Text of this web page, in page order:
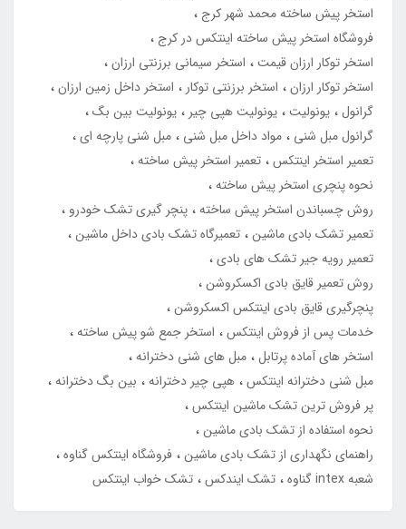
استخر پیش ساخته محمد شهر کرج
فروشگاه استخر پیش ساخته اینتکس در کرج
استخر توکار ارزان قیمت
استخر سیمانی برزنتی ارزان
استخر توکار ارزان
استخر برزنتی توکار
استخر داخل زمین ارزان
گرانول یونولیت یونولیت هپی چیر
یونولیت بین بگ
گرانول مبل شنی
مواد داخل مبل شنی
مبل شنی پارچه ای
تعمیر استخر اینتکس تعمیر استخر پیش ساخته
نحوه پنچری استخر پیش ساخته
روش چسباندن استخر پیش ساخته پنچر گیری تشک خودرو
تعمیر تشک بادی ماشین تعمیرگاه تشک بادی داخل ماشین
تعمیر رویه جیر تشک های بادی
روش تعمیر قایق بادی اکسکروشن
پنچرگیری قایق بادی اینتکس اکسکروشن
خدمات پس از فروش اینتکس
استخر جمع شو پیش ساخته
استخر های آماده پرتابل مبل های شنی دخترانه
مبل شنی دخترانه اینتکس هپی چیر دخترانه
بین بگ دخترانه
پر فروش ترین تشک ماشین اینتکس
نحوه استفاده از تشک بادی ماشین
راهنمای نگهداری از تشک بادی ماشین فروشگاه اینتکس گناوه
شعبه intex گناوه
تشک ایندکس تشک خواب اینتکس